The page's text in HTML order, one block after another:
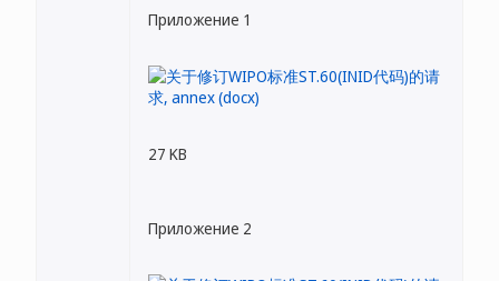
Приложение 1
27 KB
Приложение 2